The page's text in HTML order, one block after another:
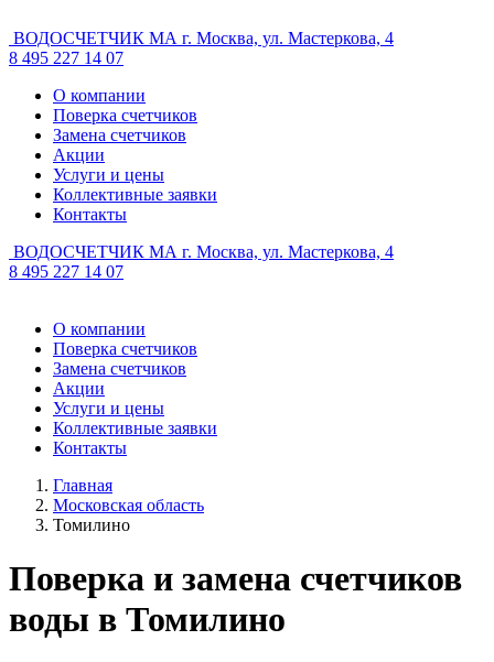
ВОДОСЧЕТЧИК МА г. Москва, ул. Мастеркова, 4
8 495 227 14 07
О компании
Поверка счетчиков
Замена счетчиков
Акции
Услуги и цены
Коллективные заявки
Контакты
ВОДОСЧЕТЧИК МА г. Москва, ул. Мастеркова, 4
8 495 227 14 07
О компании
Поверка счетчиков
Замена счетчиков
Акции
Услуги и цены
Коллективные заявки
Контакты
Главная
Московская область
Томилино
Поверка и замена счетчиков
воды в Томилино